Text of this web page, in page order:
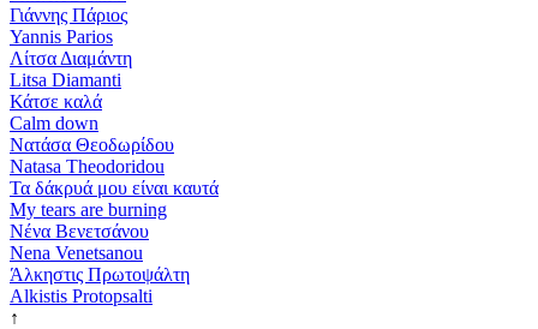
Γιάννης Πάριος
Yannis Parios
Λίτσα Διαμάντη
Litsa Diamanti
Κάτσε καλά
Calm down
Νατάσα Θεοδωρίδου
Natasa Theodoridou
Τα δάκρυά μου είναι καυτά
My tears are burning
Νένα Βενετσάνου
Nena Venetsanou
Άλκηστις Πρωτοψάλτη
Alkistis Protopsalti
↑